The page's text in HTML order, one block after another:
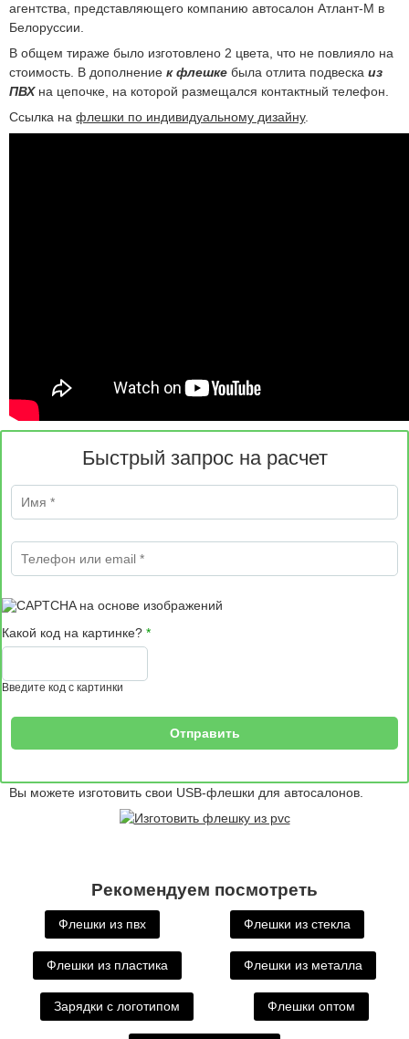
агентства, представляющего компанию автосалон Атлант-М в
Белоруссии.
В общем тираже было изготовлено 2 цвета, что не повлияло на
стоимость. В дополнениек флешке была отлита подвескаиз
ПВХна цепочке, на которой размещался контактный телефон.
Ссылка нафлешки по индивидуальному дизайну.
Быстрый запрос на расчет
Имя
Телефон или email
Какой код на картинке? *
Введите код с картинки
Вы можете изготовить свои USB-флешки для автосалонов.
Рекомендуем посмотреть
Флешки из пвх Флешки из стекла
Флешки из пластика Флешки из металла
Зарядки с логотипом Флешки оптом